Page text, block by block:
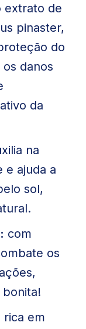
extrato de
pinaster,
do
danos
da
na
e ajuda a
sol,
com
os
rica em